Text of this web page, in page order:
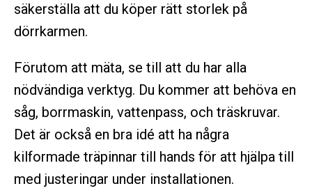
säkerställa att du köper rätt storlek på
dörrkarmen.
Förutom att mäta, se till att du har alla
nödvändiga verktyg. Du kommer att behöva en
såg, borrmaskin, vattenpass, och träskruvar.
Det är också en bra idé att ha några
kilformade träpinnar till hands för att hjälpa till
med justeringar under installationen.